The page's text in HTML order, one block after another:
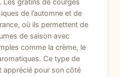
Les gratins de courges
de l’automne et de
où ils permettent de
de saison avec
comme la crème, le
Ce type de
apprécié pour son côté